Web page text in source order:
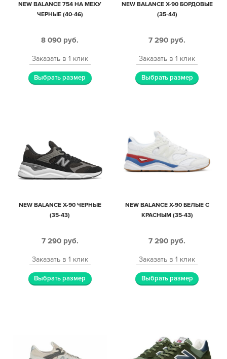
NEW BALANCE 754 НА МЕХУ
ЧЕРНЫЕ (40-46)
8 090 руб.
Заказать в 1 клик
Выбрать размер
NEW BALANCE X-90 БОРДОВЫЕ
(35-44)
7 290 руб.
Заказать в 1 клик
Выбрать размер
NEW BALANCE X-90 ЧЕРНЫЕ
(35-43)
7 290 руб.
Заказать в 1 клик
Выбрать размер
NEW BALANCE X-90 БЕЛЫЕ С
КРАСНЫМ (35-43)
7 290 руб.
Заказать в 1 клик
Выбрать размер